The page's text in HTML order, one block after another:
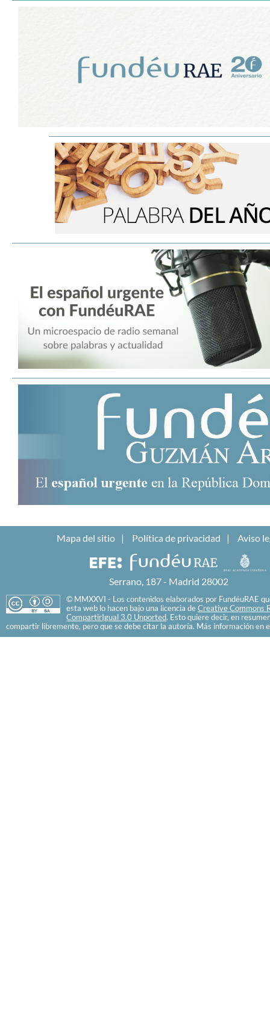
Mapa del sitio Política de privacidad Aviso
Serrano, 187 - Madrid 28002
© MMXXVI - Los contenidos elaborados por FundéuRAE
esta web lo hacen bajo una licencia de Creative Commons
CompartirIgual 3.0 Unported. Esto quiere decir, en
compartir libremente, pero que se debe citar la autoría. Más información en